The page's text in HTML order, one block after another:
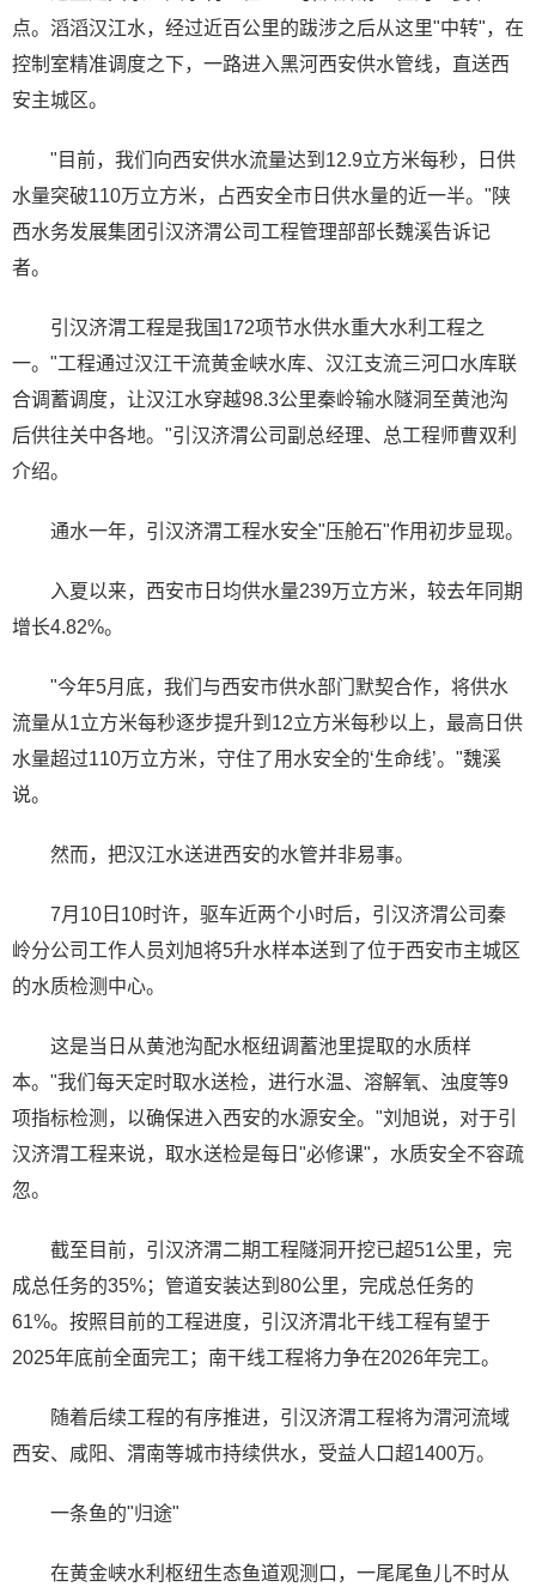
点。滔滔汉江水，经过近百公里的跋涉之后从这里"中转"，在
控制室精准调度之下，一路进入黑河西安供水管线，直送西
安主城区。
"目前，我们向西安供水流量达到12.9立方米每秒，日供
水量突破110万立方米，占西安全市日供水量的近一半。"陕
西水务发展集团引汉济渭公司工程管理部部长魏溪告诉记
者。
引汉济渭工程是我国172项节水供水重大水利工程之
一。"工程通过汉江干流黄金峡水库、汉江支流三河口水库联
合调蓄调度，让汉江水穿越98.3公里秦岭输水隧洞至黄池沟
后供往关中各地。"引汉济渭公司副总经理、总工程师曹双利
介绍。
通水一年，引汉济渭工程水安全"压舱石"作用初步显现。
入夏以来，西安市日均供水量239万立方米，较去年同期
增长4.82%。
"今年5月底，我们与西安市供水部门默契合作，将供水
流量从1立方米每秒逐步提升到12立方米每秒以上，最高日供
水量超过110万立方米，守住了用水安全的‘生命线’。"魏溪
说。
然而，把汉江水送进西安的水管并非易事。
7月10日10时许，驱车近两个小时后，引汉济渭公司秦
岭分公司工作人员刘旭将5升水样本送到了位于西安市主城区
的水质检测中心。
这是当日从黄池沟配水枢纽调蓄池里提取的水质样
本。"我们每天定时取水送检，进行水温、溶解氧、浊度等9
项指标检测，以确保进入西安的水源安全。"刘旭说，对于引
汉济渭工程来说，取水送检是每日"必修课"，水质安全不容疏
忽。
截至目前，引汉济渭二期工程隧洞开挖已超51公里，完
成总任务的35%；管道安装达到80公里，完成总任务的
61%。按照目前的工程进度，引汉济渭北干线工程有望于
2025年底前全面完工；南干线工程将力争在2026年完工。
随着后续工程的有序推进，引汉济渭工程将为渭河流域
西安、咸阳、渭南等城市持续供水，受益人口超1400万。
一条鱼的"归途"
在黄金峡水利枢纽生态鱼道观测口，一尾尾鱼儿不时从